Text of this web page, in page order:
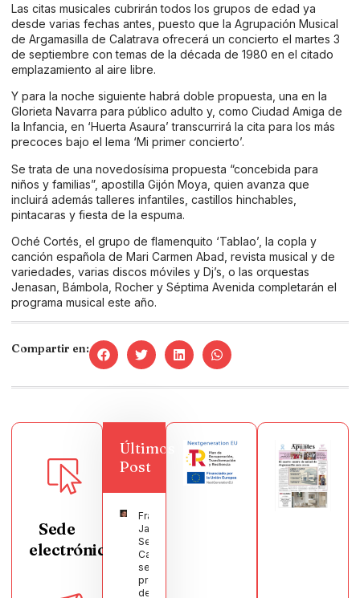
Las citas musicales cubrirán todos los grupos de edad ya
desde varias fechas antes, puesto que la Agrupación Musical
de Argamasilla de Calatrava ofrecerá un concierto el martes 3
de septiembre con temas de la década de 1980 en el citado
emplazamiento al aire libre.
Y para la noche siguiente habrá doble propuesta, una en la
Glorieta Navarra para público adulto y, como Ciudad Amiga de
la Infancia, en ‘Huerta Asaura’ transcurrirá la cita para los más
precoces bajo el lema ‘Mi primer concierto’.
Se trata de una novedosísima propuesta “concebida para
niños y familias”, apostilla Gijón Moya, quien avanza que
incluirá además talleres infantiles, castillos hinchables,
pintacaras y fiesta de la espuma.
Oché Cortés, el grupo de flamenquito ‘Tablao’, la copla y
canción española de Mari Carmen Abad, revista musical y de
variedades, varias discos móviles y Dj’s, o las orquestas
Jenasan, Bámbola, Rocher y Séptima Avenida completarán el
programa musical este año.
Compartir en:
Sede
electrónica
Últimos
Post
Francisco
Javier
Segura
Castellanos
será el
pregonero
de las